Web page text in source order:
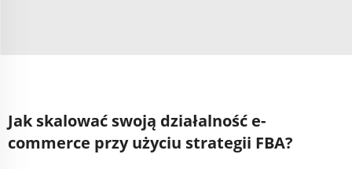
Jak skalować swoją działalność e-
commerce przy użyciu strategii FBA?